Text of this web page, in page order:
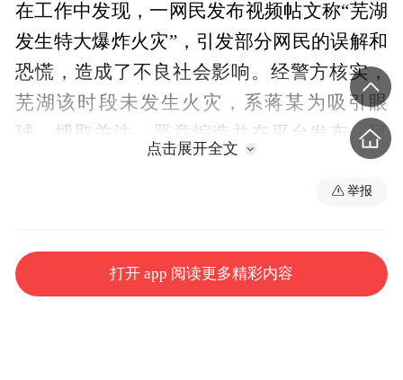
在工作中发现，一网民发布视频帖文称“芜湖
发生特大爆炸火灾”，引发部分网民的误解和
恐慌，造成了不良社会影响。经警方核实，
芜湖该时段未发生火灾，系蒋某为吸引眼
球、博取关注，恶意编造并在平台发布。目
前，蒋某因故意散布不实信息，扰乱社会公
共秩序，已被当地警方依法处理。同时，警
影响。（来源：“安徽省互联网违法和不良信
息举报”微信公众号）
点击展开全文
举报
打开 app 阅读更多精彩内容